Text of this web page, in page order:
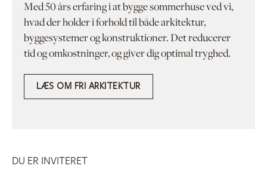
Med 50 års erfaring i at bygge sommerhuse ved vi,
hvad der holder i forhold til både arkitektur,
byggesystemer og konstruktioner. Det reducerer
tid og omkostninger, og giver dig optimal tryghed.
LÆS OM FRI ARKITEKTUR
DU ER INVITERET